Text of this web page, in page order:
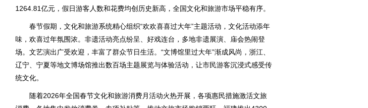
1264.81亿元，假日游客人数和花费均创历史新高，全国文化和旅游市场平稳有序。
春节假期，文化和旅游系统精心组织“欢欢喜喜过大年”主题活动，文化活动添年
味，欢喜过年氛围浓。非遗活动亮点纷呈、好戏连台，多地非遗展演、庙会热闹登
场。文艺演出广受欢迎，丰富了群众节日生活。“文博馆里过大年”渐成风尚，浙江、
辽宁、宁夏等地文博场馆推出数百场主题展览与体验活动，让市民游客沉浸式感受传
统文化。
随着2026年全国春节文化和旅游消费月活动火热开展，各项惠民措施激活文旅